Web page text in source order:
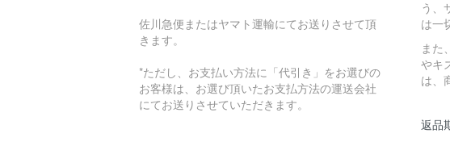
佐川急便またはヤマト運輸にてお送りさせて頂
きます。
*ただし、お支払い方法に「代引き」をお選びの
お客様は、お選び頂いたお支払方法の運送会社
にてお送りさせていただきます。
う、
は一
また
やキ
は、
返品